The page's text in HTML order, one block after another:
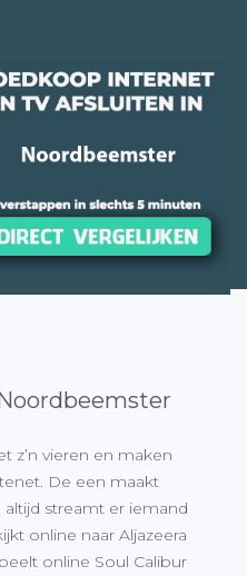
z’n vieren en maken
De een maakt
altijd streamt er iemand
online naar Aljazeera
online Soul Calibur